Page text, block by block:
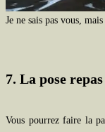
Je ne sais pas vous,
7. La pose
Vous pourrez faire la